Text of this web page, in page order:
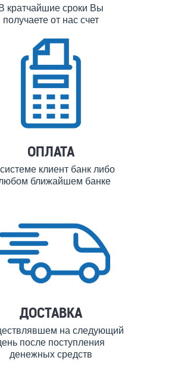
В кратчайшие сроки Вы
получаете от нас счет
ОПЛАТА
клиент банк либо
ближайшем банке
ДОСТАВКА
на следующий
после поступления
денежных средств